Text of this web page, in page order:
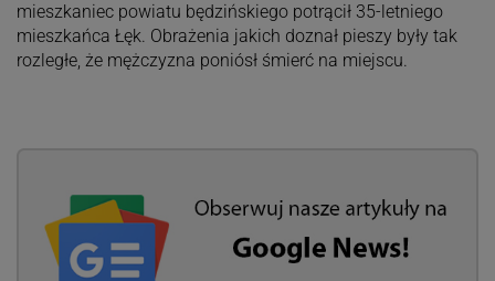
mieszkaniec powiatu będzińskiego potrącił 35-letniego
mieszkańca Łęk. Obrażenia jakich doznał pieszy były tak
rozległe, że mężczyzna poniósł śmierć na miejscu.